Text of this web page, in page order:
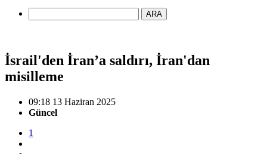
ARA
İsrail'den İran’a saldırı, İran'dan
misilleme
09:18 13 Haziran 2025
Güncel
1